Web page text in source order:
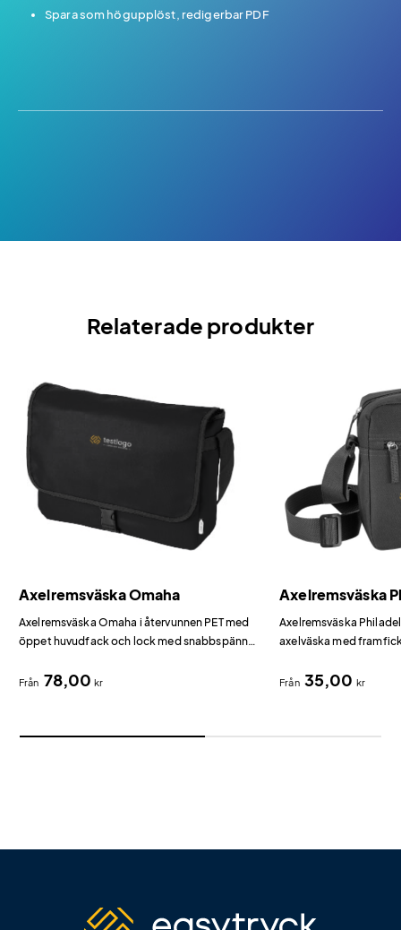
Spara som högupplöst, redigerbar PDF
Relaterade produkter
Axelremsväska Omaha
Axelremsväska Omaha i återvunnen PET med
öppet huvudfack och lock med snabbspänne i
Från 78,00kr
Axelremsväska
Axelremsväska
axelväska med
Från 35,00 kr